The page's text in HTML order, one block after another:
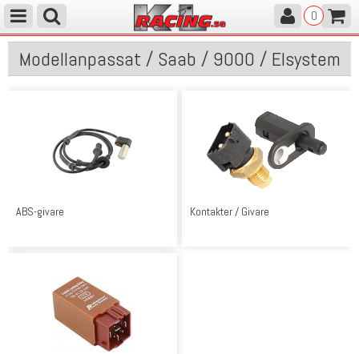
0
Modellanpassat / Saab / 9000 / Elsystem
ABS-givare Kontakter / Givare